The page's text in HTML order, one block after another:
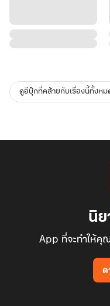
ดูอีบุ๊กที่คล้ายกับเรื่องนี้ทั้งหม
นิย
App ที่จะทำให้คุ
ด